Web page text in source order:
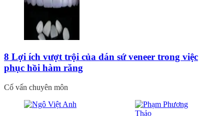
8 Lợi ích vượt trội của dán sứ veneer trong việc
phục hồi hàm răng
Cố vấn chuyên môn